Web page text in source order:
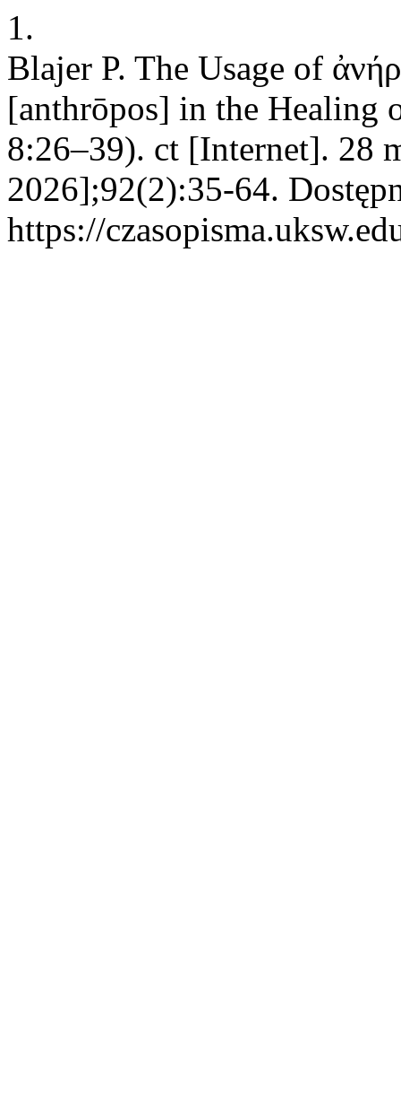
1.
Blajer P. The Usage of
[anthrōpos] in the Healing
8:26–39). ct [Internet]. 28
2026];92(2):35-64.
https://